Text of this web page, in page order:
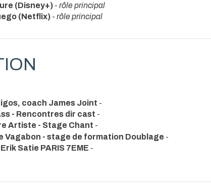
(Disney+) - rôle principal
(Netflix) - rôle principal
coach James Joint -
- Rencontres dir cast -
Artiste - Stage Chant -
Vagabon - stage de formation Doublage -
Satie PARIS 7EME -